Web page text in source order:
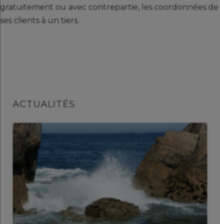
gratuitement ou avec contrepartie, les coordonnées de
ses clients à un tiers.
ACTUALITÉS